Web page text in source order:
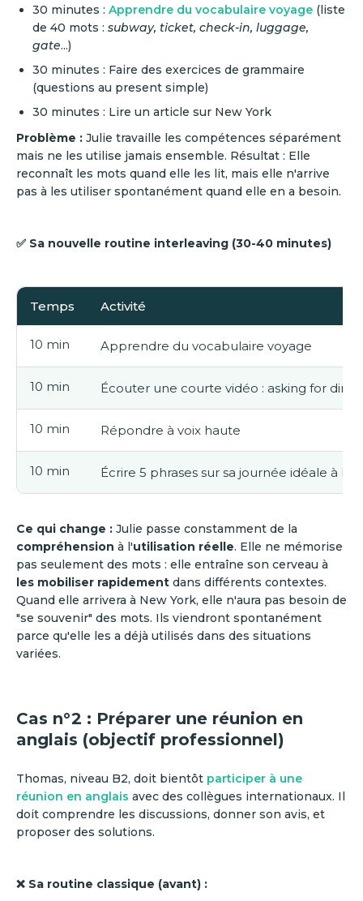
30 minutes : Apprendre du vocabulaire voyage (liste
de 40 mots : subway, ticket, check-in, luggage,
gate...)
30 minutes : Faire des exercices de grammaire
(questions au present simple)
30 minutes : Lire un article sur New York
Problème : Julie travaille les compétences séparément
mais ne les utilise jamais ensemble. Résultat : Elle
reconnaît les mots quand elle les lit, mais elle n'arrive
pas à les utiliser spontanément quand elle en a besoin.
✅ Sa nouvelle routine interleaving (30-40 minutes)
Temps Activité
10 min Apprendre du vocabulaire voyage
10 min Écouter une courte vidéo : asking for
10 min Répondre à voix haute
10 min Écrire 5 phrases sur sa journée idéale à
Ce qui change : Julie passe constamment de la
compréhension à l'utilisation réelle. Elle ne mémorise
pas seulement des mots : elle entraîne son cerveau à
les mobiliser rapidement dans différents contextes.
Quand elle arrivera à New York, elle n'aura pas besoin de
"se souvenir" des mots. Ils viendront spontanément
parce qu'elle les a déjà utilisés dans des situations
variées.
Cas n°2 : Préparer une réunion en
anglais (objectif professionnel)
Thomas, niveau B2, doit bientôt participer à une
réunion en anglais avec des collègues internationaux. Il
doit comprendre les discussions, donner son avis, et
proposer des solutions.
❌ Sa routine classique (avant) :